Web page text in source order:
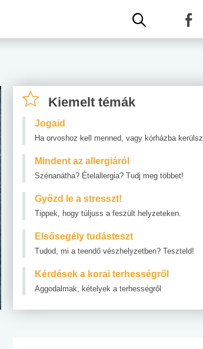
Kiemelt témák
Jogaid
Ha orvoshoz kell menned, vagy kórházba kerülsz
Mindent az allergiáról
Szénanátha? Ételallergia? Tudj meg többet!
Győzd le a stresszt!
Tippek, hogy túljuss a feszült helyzeteken.
Elsősegély tudásteszt
Tudod, mi a teendő vészhelyzetben? Teszteld!
Kérdések a korai terhességről
Aggodalmak, kételyek a terhességről